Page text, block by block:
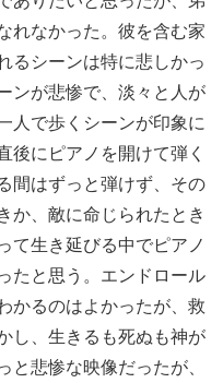
れなかった。彼を含む家
るシーンは特に悲しかっ
ンが悲惨で、淡々と人が
人で歩くシーンが印象に
後にピアノを開けて弾く
間はずっと弾けず、その
か、敵に命じられたとき
て生き延びる中でピアノ
たと思う。エンドロール
かるのはよかったが、救
し、生きるも死ぬも神が
と悲惨な映像だったが、